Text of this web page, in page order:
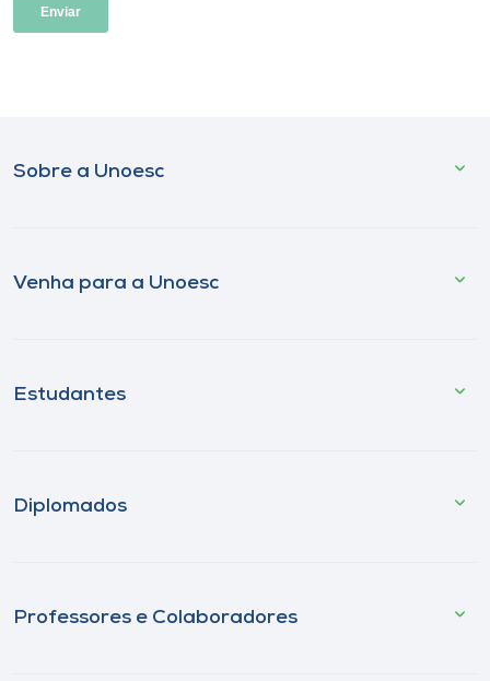
Sobre a Unoesc
Venha para a Unoesc
Estudantes
Diplomados
Professores e Colaboradores